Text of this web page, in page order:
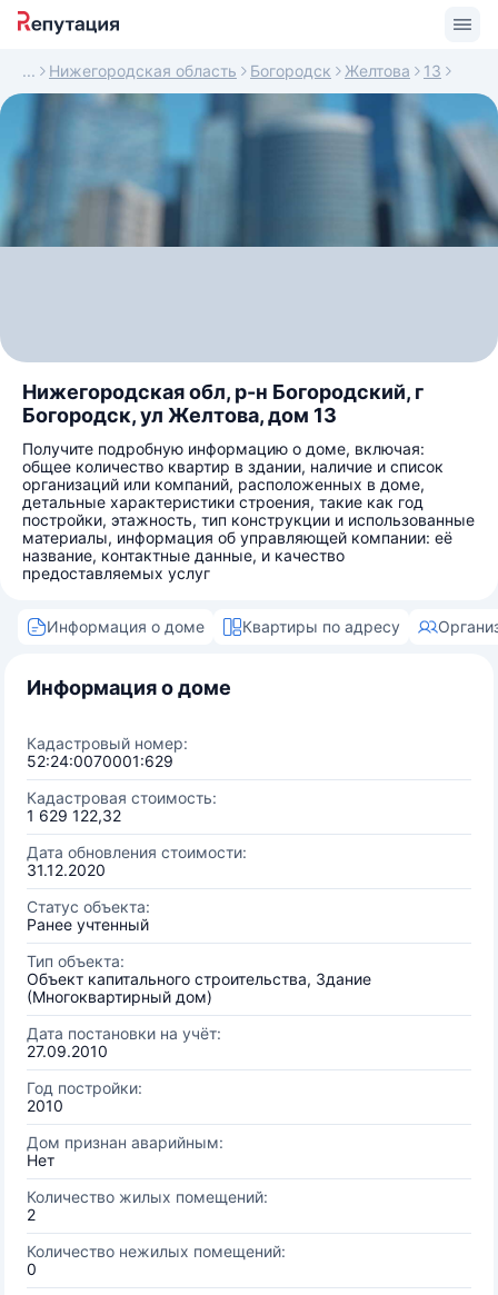
Нижегородская область Богородск Желтова 13
Нижегородская обл, р-н Богородский, г
Богородск, ул Желтова, дом 13
Получите подробную информацию о доме, включая:
общее количество квартир в здании, наличие и список
организаций или компаний, расположенных в доме,
детальные характеристики строения, такие как год
постройки, этажность, тип конструкции и использованные
материалы, информация об управляющей компании: её
название, контактные данные, и качество
предоставляемых услуг
Информация о доме Квартиры по адресу
Информация о доме
Кадастровый номер:
52:24:0070001:629
Кадастровая стоимость:
1 629 122,32
Дата обновления стоимости:
31.12.2020
Статус объекта:
Ранее учтенный
Тип объекта:
Объект капитального строительства, Здание
(Многоквартирный дом)
Дата постановки на учёт:
27.09.2010
Год постройки:
2010
Дом признан аварийным:
Нет
Количество жилых помещений:
2
Количество нежилых помещений:
0